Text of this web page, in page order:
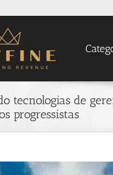
tecnologias de
progressistas